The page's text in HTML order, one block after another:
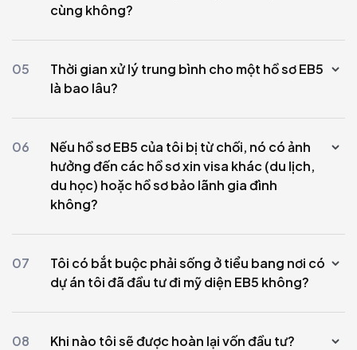
cùng không?
05
Thời gian xử lý trung bình cho một hồ sơ EB5
là bao lâu?
06
Nếu hồ sơ EB5 của tôi bị từ chối, nó có ảnh
hưởng đến các hồ sơ xin visa khác (du lịch,
du học) hoặc hồ sơ bảo lãnh gia đình
không?
07
Tôi có bắt buộc phải sống ở tiểu bang nơi có
dự án tôi đã đầu tư đi mỹ diện EB5 không?
08 Khi nào tôi sẽ được hoàn lại vốn đầu tư?